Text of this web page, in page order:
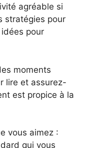
agréable si
stratégies pour
pour
moments
lire et assurez-
est propice à la
vous aimez :
qui vous